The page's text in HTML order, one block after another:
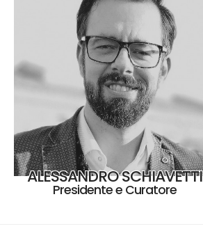
ALESSANDRO SCHIAVETTI
Presidente e Curatore